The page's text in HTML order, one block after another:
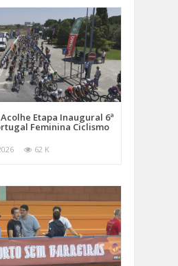
Etapa Inaugural 6ª
Feminina Ciclismo
62 K